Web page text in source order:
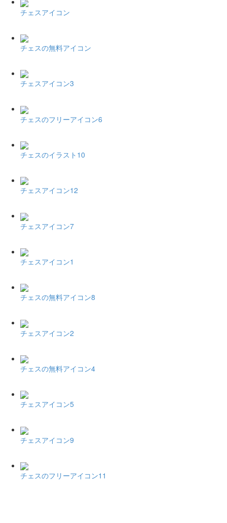
チェスアイコン
チェスの無料アイコン
チェスアイコン3
チェスのフリーアイコン6
チェスのイラスト10
チェスアイコン12
チェスアイコン7
チェスアイコン1
チェスの無料アイコン8
チェスアイコン2
チェスの無料アイコン4
チェスアイコン5
チェスアイコン9
チェスのフリーアイコン11